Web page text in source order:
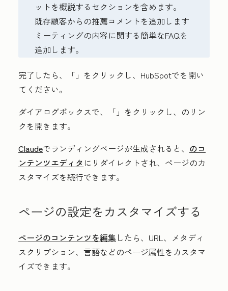
ットを概説するセクションを含めます。
既存顧客からの推薦コメントを追加します
ミーティングの内容に関する簡単なFAQを
追加します。
完了したら、「 」をクリックし、HubSpotでを開い
てください。
ダイアログボックスで、「 」をクリックし、 のリン
クを開きます。
Claudeでランディングページが生成されると、 のコ
ンテンツエディタ にリダイレクトされ、ページのカ
スタマイズを続行できます。
ページの設定をカスタマイズする
ページのコンテンツを編集したら、URL、メタディ
スクリプション、言語などのページ属性をカスタマ
イズできます。